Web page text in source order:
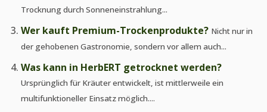
Trocknung durch Sonneneinstrahlung...
Wer kauft Premium-Trockenprodukte? Nicht nur in
der gehobenen Gastronomie, sondern vor allem auch...
Was kann in HerbERT getrocknet werden?
Ursprünglich für Kräuter entwickelt, ist mittlerweile ein
multifunktioneller Einsatz möglich....